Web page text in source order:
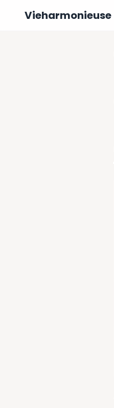
Vieharmonieuse